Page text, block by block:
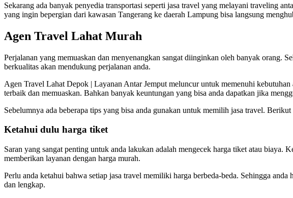
Sekarang ada banyak penyedia transportasi seperti jasa travel yang melayani traveling
yang ingin bepergian dari kawasan Tangerang ke daerah Lampung bisa langsung
Agen Travel Lahat Murah
Perjalanan yang memuaskan dan menyenangkan sangat diinginkan oleh banyak orang.
berkualitas akan mendukung perjalanan anda.
Agen Travel Lahat Depok | Layanan Antar Jemput meluncur untuk memenuhi
terbaik dan memuaskan. Bahkan banyak keuntungan yang bisa anda dapatkan jika
Sebelumnya ada beberapa tips yang bisa anda gunakan untuk memilih jasa travel.
Ketahui dulu harga tiket
Saran yang sangat penting untuk anda lakukan adalah mengecek harga tiket atau
memberikan layanan dengan harga murah.
Perlu anda ketahui bahwa setiap jasa travel memiliki harga berbeda-beda. Sehingga
dan lengkap.